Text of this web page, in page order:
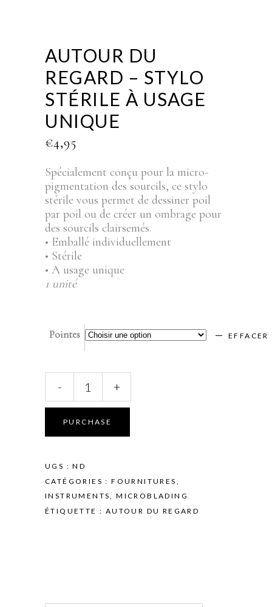
AUTOUR DU
REGARD – STYLO
STÉRILE À USAGE
UNIQUE
€4,95
Spécialement conçu pour la micro-
pigmentation des sourcils, ce stylo
stérile vous permet de dessiner poil
par poil ou de créer un ombrage pour
des sourcils clairsemés.
• Emballé individuellement
• Stérile
• A usage unique
1 unité
Pointes EFFACER
Regard
Stylo
à
usage
quantity
- +
PURCHASE
UGS :ND
CATÉGORIES :FOURNITURES ,
INSTRUMENTS,MICROBLADING
ÉTIQUETTE : AUTOUR DU REGARD